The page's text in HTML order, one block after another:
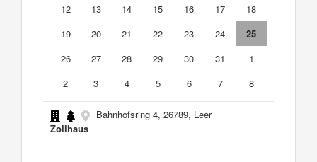
12
13 14 15 16 17
18
19
20 21 22 23 24
25
26
27 28 29 30 31
1
2
3 4 5 6 7 8
Bahnhofsring 4, 26789, Leer
Zollhaus